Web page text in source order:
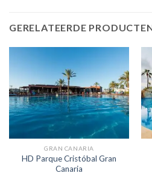
GERELATEERDE
GRAN CANARIA
HD Parque Cristóbal Gran
Canaria